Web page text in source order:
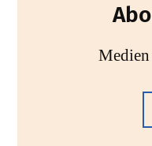
Medien